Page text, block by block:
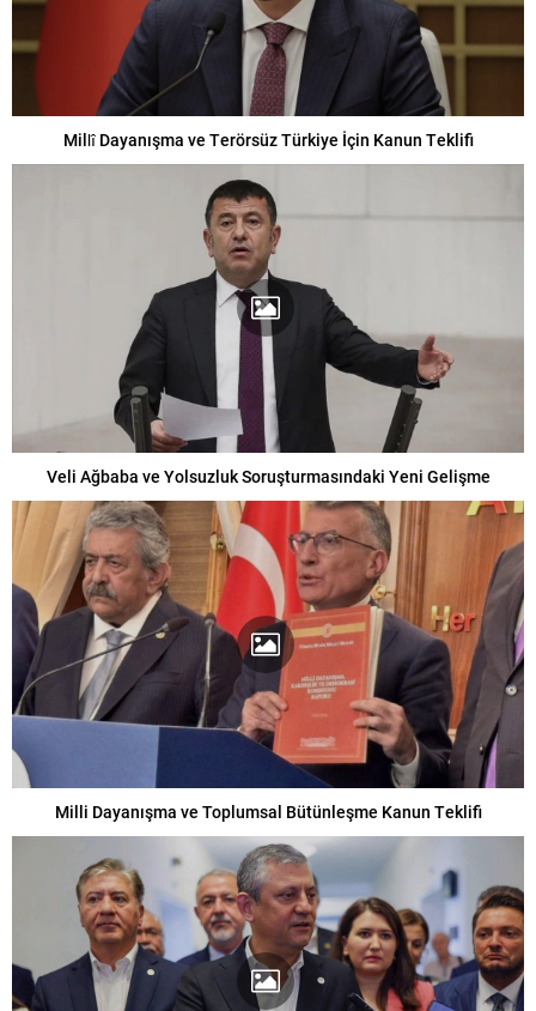
Millî Dayanışma ve Terörsüz Türkiye İçin Kanun Teklifi
Veli Ağbaba ve Yolsuzluk Soruşturmasındaki Yeni Gelişme
Milli Dayanışma ve Toplumsal Bütünleşme Kanun Teklifi